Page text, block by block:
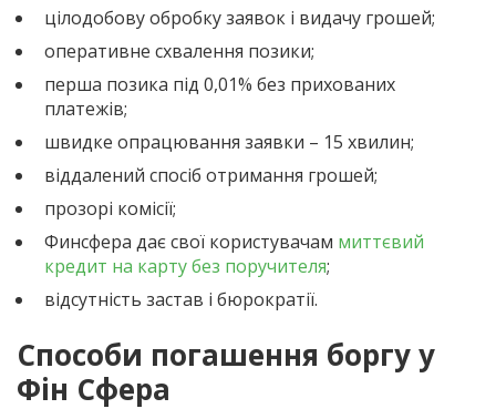
цілодобову обробку заявок і видачу грошей;
оперативне схвалення позики;
перша позика під 0,01% без прихованих
платежів;
швидке опрацювання заявки – 15 хвилин;
віддалений спосіб отримання грошей;
прозорі комісії;
Финсфера дає свої користувачам миттєвий
кредит на карту без поручителя;
відсутність застав і бюрократії.
Способи погашення боргу у
Фін Сфера